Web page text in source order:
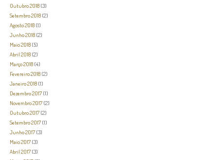
Outubro 2018 (3)
Setembro 2018 (2)
Agosto 2018 (1)
Junho 2018 (2)
Maio 2018 (5)
Abril 2018 (2)
Março 2018 (4)
Fevereiro 2018 (2)
Janeiro 2018 (1)
Dezembro 2017 (1)
Novembro 2017 (2)
Outubro 2017 (2)
Setembro 2017 (1)
Junho 2017 (3)
Maio 2017 (3)
Abril 2017 (3)